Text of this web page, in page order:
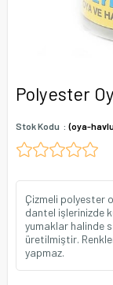
Polyester
Stok Kodu (oya-
Çizmeli polyester
dantel işlerinizde
yumaklar halinde
üretilmiştir.
yapmaz.